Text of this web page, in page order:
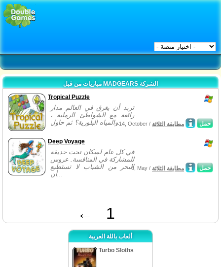
مباريات من قبل MADGEARS الشركة
Tropical Puzzle
تريد أن يغرق في العالم مدار
رائعة مع الشواطئ الرملية ،
والمياه البلورية؟ ثم حاول...
حمل 14, October / مطابقة الثلاثة
Deep Voyage
في كل عام لسكان تحت حديقة
للمشاركة في المنافسة. عروس
البحر من الشباب لا تستطيع
أن...
حمل 6, May / مطابقة الثلاثة
← 1
ألعاب باللة العربية
Turbo Sloths